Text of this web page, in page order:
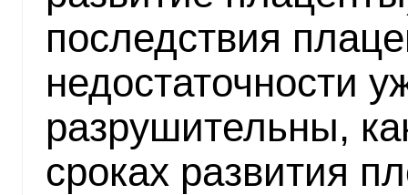
последствия
недостаточности
разрушительны,
сроках развития